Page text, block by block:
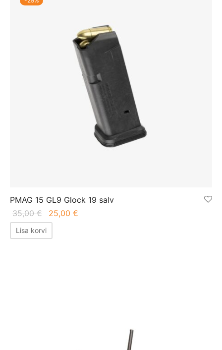
PMAG 15 GL9 Glock 19 salv
35,00€
Algne
hind oli:
35,00 €.
25,00 €
Lisa korvi